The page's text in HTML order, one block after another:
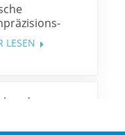
LESEN